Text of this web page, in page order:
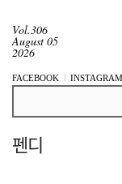
Vol.306
August 05
2026
FACEBOOK INSTAGRAM
펜디